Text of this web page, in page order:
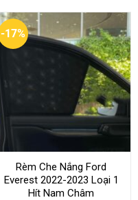
-17%
Rèm Che Nắng Ford
Everest 2022-2023 Loại 1
Hít Nam Châm